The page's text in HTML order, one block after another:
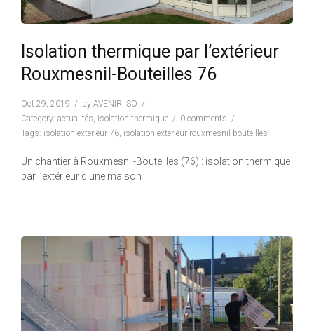
Isolation thermique par l’extérieur
Rouxmesnil-Bouteilles 76
Oct 29, 2019 by AVENIR ISO
Category: actualités, isolation thermique
0 comments
Tags: isolation exterieur 76, isolation exterieur rouxmesnil bouteilles
Un chantier à Rouxmesnil-Bouteilles (76) : isolation thermique
par l’extérieur d'une maison